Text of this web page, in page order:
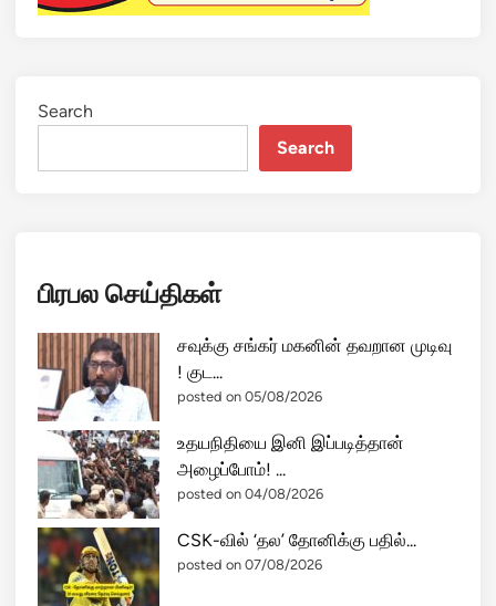
Search
Search
பிரபல செய்திகள்
சவுக்கு சங்கர் மகனின் தவறான முடிவு
! குட...
posted on 05/08/2026
உதயநிதியை இனி இப்படித்தான்
அழைப்போம்! ...
posted on 04/08/2026
CSK-வில் ‘தல’ தோனிக்கு பதில்...
posted on 07/08/2026